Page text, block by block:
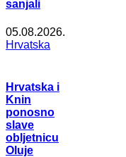
sanjali
05.08.2026.
Hrvatska
Hrvatska i
Knin
ponosno
slave
obljetnicu
Oluje